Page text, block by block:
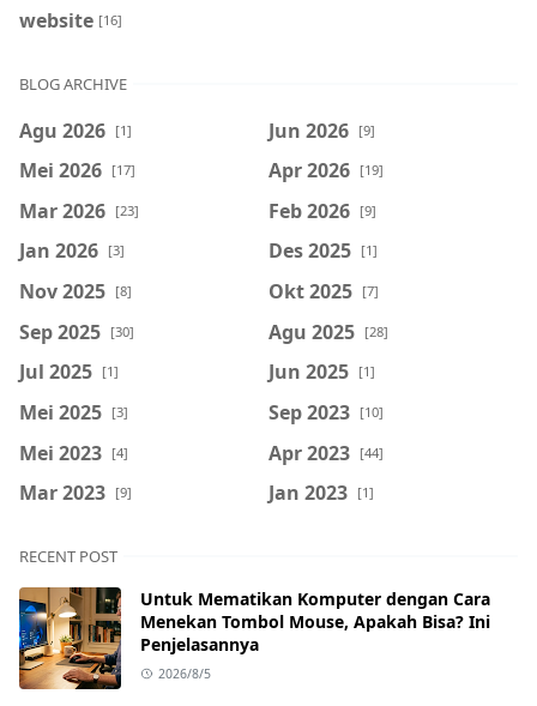
website [16]
BLOG ARCHIVE
Agu 2026 [1] Jun 2026 [9]
Mei 2026 [17] Apr 2026 [19]
Mar 2026 [23] Feb 2026 [9]
Jan 2026 [3] Des 2025 [1]
Nov 2025 [8] Okt 2025 [7]
Sep 2025 [30] Agu 2025 [28]
Jul 2025 [1] Jun 2025 [1]
Mei 2025 [3] Sep 2023 [10]
Mei 2023 [4] Apr 2023 [44]
Mar 2023 [9] Jan 2023 [1]
RECENT POST
Untuk Mematikan Komputer dengan Cara
Menekan Tombol Mouse, Apakah Bisa? Ini
Penjelasannya
2026/8/5